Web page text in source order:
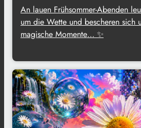
An lauen Frühsommer-Abenden
um die Wette und bescheren sich
magische Momente… ✨